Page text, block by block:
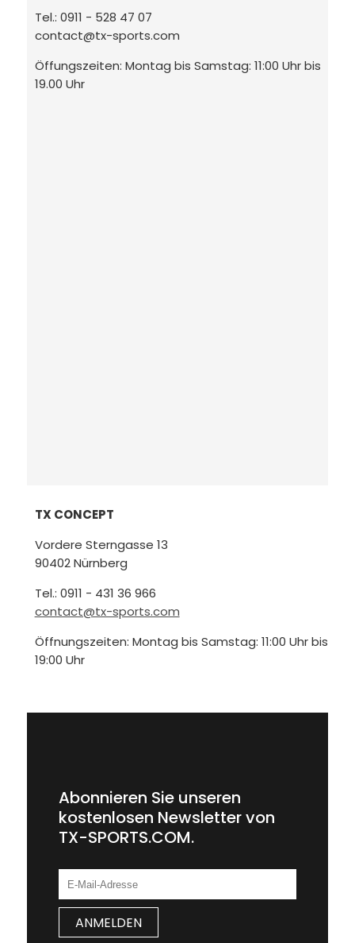
Tel.: 0911 - 528 47 07
contact@tx-sports.com
Öffungszeiten: Montag bis Samstag: 11:00 Uhr bis
19.00 Uhr
TX CONCEPT
Vordere Sterngasse 13
90402 Nürnberg
Tel.: 0911 - 431 36 966
contact@tx-sports.com
Öffnungszeiten: Montag bis Samstag: 11:00 Uhr bis
19:00 Uhr
Abonnieren Sie unseren
kostenlosen Newsletter von
TX-SPORTS.COM.